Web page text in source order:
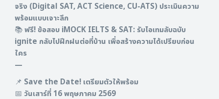
จริง (Digital SAT, ACT Science, CU-ATS) ประเมินความ
พร้อมแบบเจาะลึก
📚 ฟรี! ข้อสอบ iMOCK IELTS & SAT: รับไอเทมลับฉบับ
ignite กลับไปฝึกฝนต่อที่บ้าน เพื่อสร้างความได้เปรียบก่อน
ใคร
—
📌 Save the Date! เตรียมตัวให้พร้อม
📅 วันเสาร์ที่ 16 พฤษภาคม 2569